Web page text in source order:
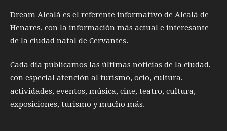
Dream Alcalá es el referente informativo de Alcalá de
Henares, con la información más actual e interesante
de la ciudad natal de Cervantes.
Cada día publicamos las últimas noticias de la ciudad,
con especial atención al turismo, ocio, cultura,
actividades, eventos, música, cine, teatro, cultura,
exposiciones, turismo y mucho más.